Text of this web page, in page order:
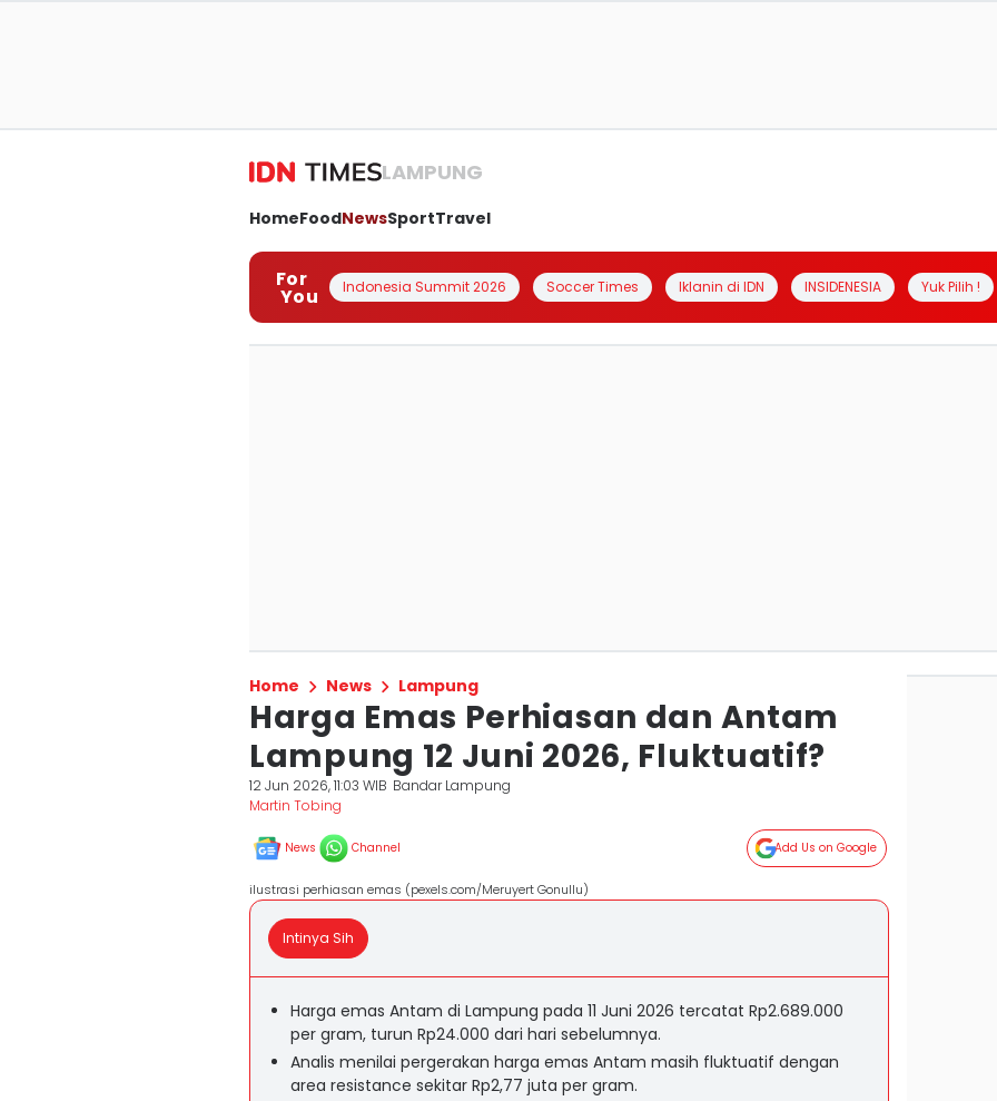
LAMPUNG
HomeFoodNewsSportTravel
For
You Indonesia Summit 2026 Soccer Times Iklanin di IDN INSIDENESIA Yuk Pilih !
Home News Lampung
Harga Emas Perhiasan dan Antam
Lampung 12 Juni 2026, Fluktuatif?
12 Jun 2026, 11:03 WIB Bandar Lampung
Martin Tobing
News Channel Add Us on Google
ilustrasi perhiasan emas (pexels.com/Meruyert Gonullu)
Intinya Sih
Harga emas Antam di Lampung pada 11 Juni 2026 tercatat Rp2.689.000
per gram, turun Rp24.000 dari hari sebelumnya.
Analis menilai pergerakan harga emas Antam masih fluktuatif dengan
area resistance sekitar Rp2,77 juta per gram.